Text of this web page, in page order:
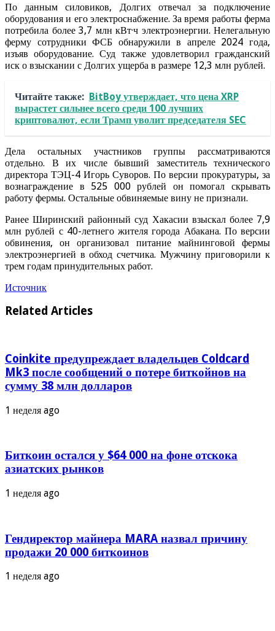
По данным силовиков, Долгих отвечал за подключение
оборудования и его электроснабжение. За время работы ферма
потребила более 3,7 млн кВт·ч электроэнергии. Нелегальную
ферму сотрудники ФСБ обнаружили в апреле 2024 года,
изъяв оборудование. Суд также удовлетворил гражданский
иск о взыскании с Долгих ущерба в размере 12,3 млн рублей.
Читайте также: BitBoy утверждает, что цена XRP
вырастет сильнее всего среди 100 лучших
криптовалют, если Трамп уволит председателя SEC
Дела остальных участников группы рассматриваются
отдельно. В их числе бывший заместитель технического
директора ТЭЦ-4 Игорь Суворов. По версии прокуратуры, за
вознаграждение в 525 000 рублей он помогал скрывать
работу фермы. Остальные обвиняемые вину не признали.
Ранее Ширинский районный суд Хакасии взыскал более 7,9
млн рублей с 40-летнего жителя города Абакана. По версии
обвинения, он организовал питание майнинговой фермы
электроэнергией в обход счетчика. Мужчину приговорили к
трем годам принудительных работ.
Источник
Related Articles
Coinkite предупреждает владельцев Coldcard
Mk3 после сообщений о потере биткойнов на
сумму 38 млн долларов
1 неделя ago
Биткоин остался у $64 000 на фоне отскока
азиатских рынков
1 неделя ago
Гендиректор майнера MARA назвал причину
продажи 20 000 биткоинов
1 неделя ago